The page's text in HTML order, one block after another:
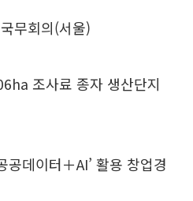
무회의(서울)
조사료 종자 생산단지
데이터＋AI’ 활용 창업경